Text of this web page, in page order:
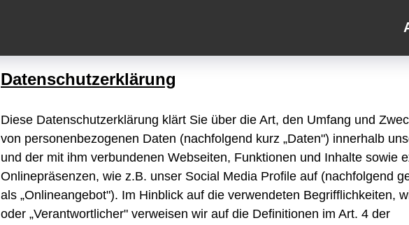
Datenschutzerklärung
Diese Datenschutzerklärung klärt Sie über die Art, den Umfang und
von personenbezogenen Daten (nachfolgend kurz „Daten") innerhalb
und der mit ihm verbundenen Webseiten, Funktionen und Inhalte sowie
Onlinepräsenzen, wie z.B. unser Social Media Profile auf (nachfolgend
als „Onlineangebot"). Im Hinblick auf die verwendeten Begrifflichkeiten,
oder „Verantwortlicher" verweisen wir auf die Definitionen im Art. 4 der